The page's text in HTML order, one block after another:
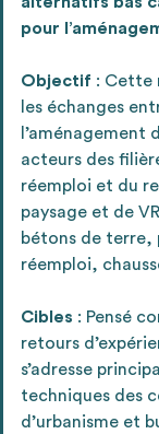
4
3
pour
Objectif : Cette
les échanges
l’aménagement
acteurs des
réemploi et du
paysage et de
bétons de terre,
réemploi,
Cibles : Pensé
retours
s’adresse
techniques des
d’urbanisme et